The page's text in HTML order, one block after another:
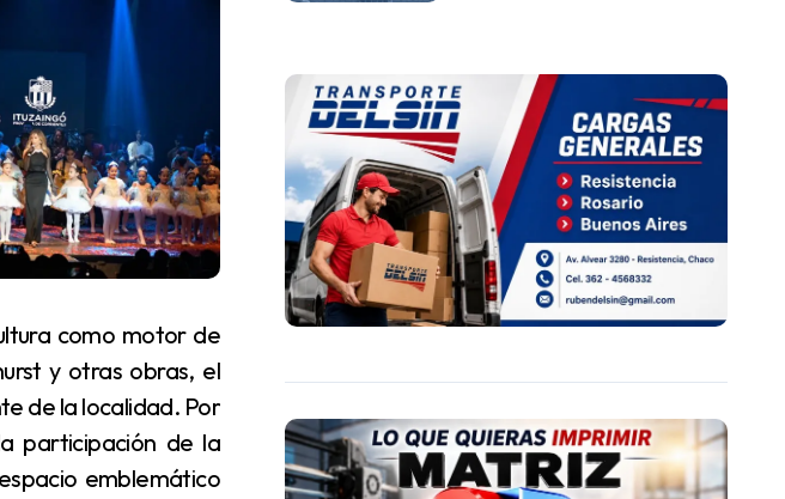
y otras obras, el
de la localidad. Por
participación de la
emblemático